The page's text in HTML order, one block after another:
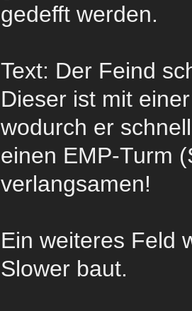
gedefft werden.
Text: Der Feind
Dieser ist mit
wodurch er
einen EMP-Turm
verlangsamen!
Ein weiteres Feld
Slower baut.